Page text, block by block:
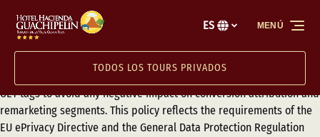
Ensure proper consent transmission for users visiting from the
European Economic Area (EEA), the United Kingdom, and
Switzerland by implementing Consent Mode (link Setting up UET for
UET tags to avoid any negative impact on conversion attribution and
remarketing segments. This policy reflects the requirements of the
EU ePrivacy Directive and the General Data Protection Regulation
Saltar a la navegación principal
Saltar al contenido
Saltar al pie de página
tu
ES
TODOS LOS TOURS PRIVADOS
MENÚ